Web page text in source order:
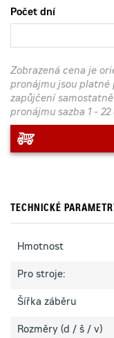
Počet dní
Zobrazená cena je
pronájmu jsou platné
zapůjčení
pronájmu sazba 1 -
TECHNICKÉ
Hmotnost
Pro stroje:
Šířka záběru
Rozměry (d / š / v)